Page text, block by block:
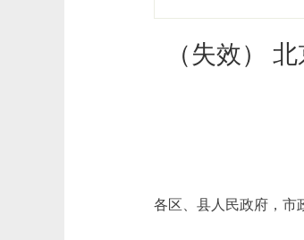
（失效）
各区、县人民政府，市